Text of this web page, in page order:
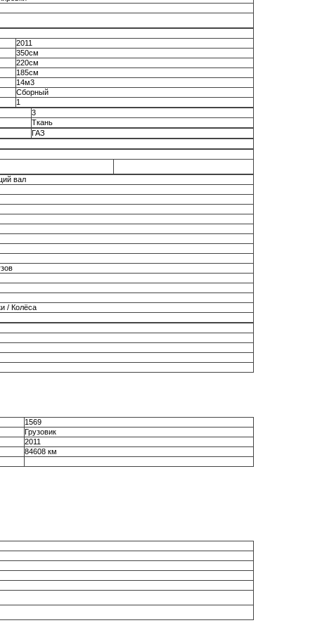
2011
350см
220см
185см
14м3
Сборный
1
3
Ткань
ГАЗ
вал
/ Колёса
1569
Грузовик
2011
84608 км